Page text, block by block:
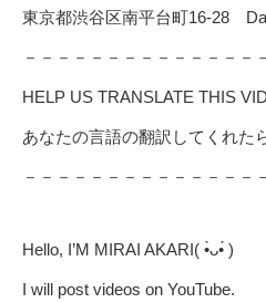
東京都渋谷区南平台町16-28
－－－－－－－－－－－－－－
HELP US TRANSLATE THIS
あなたの言語の翻訳してくれた
－－－－－－－－－－－－－－
Hello, I’M MIRAI AKARI( •̀ᴗ•́ )ゞ
I will post videos on YouTube.